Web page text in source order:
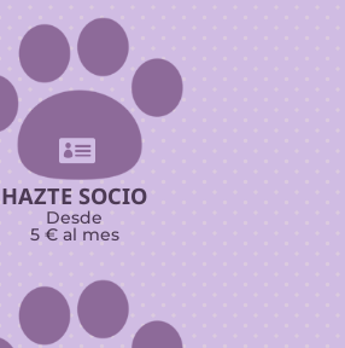

HAZTE SOCIO
Desde
5 € al mes